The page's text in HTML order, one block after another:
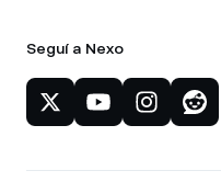
Seguí a Nexo